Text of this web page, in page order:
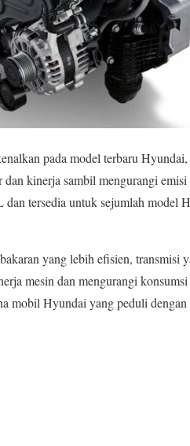
pada model terbaru
kinerja sambil mengurangi emisi
tersedia untuk sejumlah model
yang lebih efisien, transmisi
mesin dan mengurangi
mobil Hyundai yang peduli